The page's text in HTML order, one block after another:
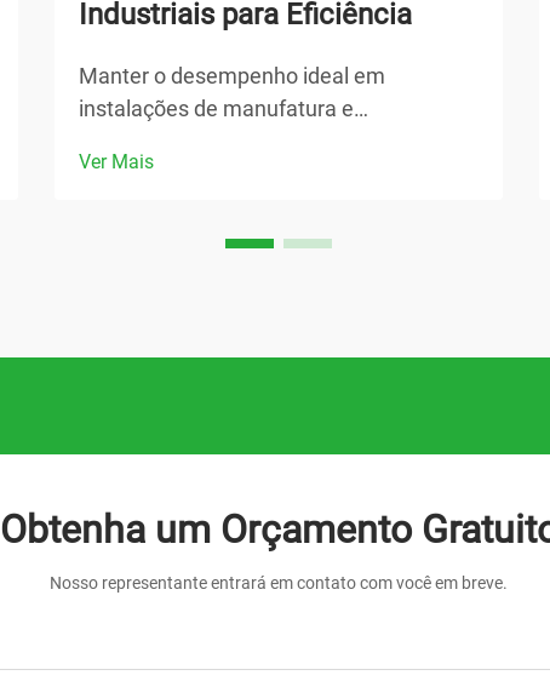
Industriais para Eficiência
Manter o desempenho ideal em
instalações de manufatura e
a equipamentos críticos, especialmente
bombas industriais operem com
Ver Mais
Obtenha um Orçamento
Nosso representante entrará em contato com você em breve.